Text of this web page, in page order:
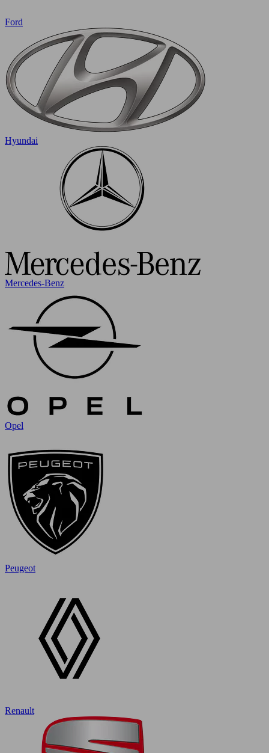
Ford
Hyundai
Mercedes-Benz
Opel
Peugeot
Renault